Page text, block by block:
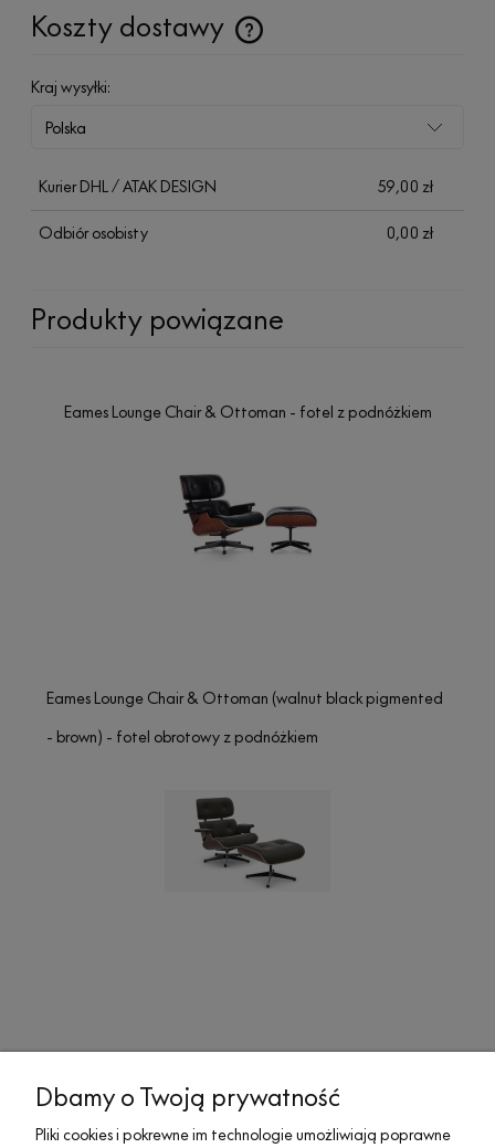
Koszty dostawy
Cena nie zawiera ewentualnych kosztów płatności
Kraj wysyłki:
Kurier DHL / ATAK DESIGN 59,00 zł
Odbiór osobisty 0,00 zł
Produkty powiązane
Eames Lounge Chair & Ottoman - fotel z podnóżkiem
Eames Lounge Chair & Ottoman (walnut black pigmented
- brown) - fotel obrotowy z podnóżkiem
MOJE KONTO
Dbamy o Twoją prywatność
Pliki cookies i pokrewne im technologie umożliwiają poprawne